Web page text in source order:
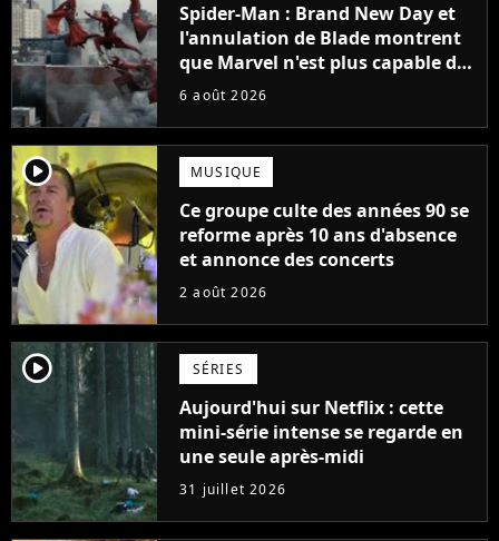
Spider-Man : Brand New Day et
l'annulation de Blade montrent
que Marvel n'est plus capable de
faire quoi que ce soit de simple
6 août 2026
player2 MUSIQUE
Ce groupe culte des années 90 se
reforme après 10 ans d'absence
et annonce des concerts
2 août 2026
player2 SÉRIES
Aujourd'hui sur Netflix : cette
mini-série intense se regarde en
une seule après-midi
31 juillet 2026